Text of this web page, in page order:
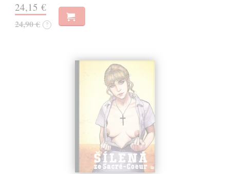
24,15 €
24,90 € ?